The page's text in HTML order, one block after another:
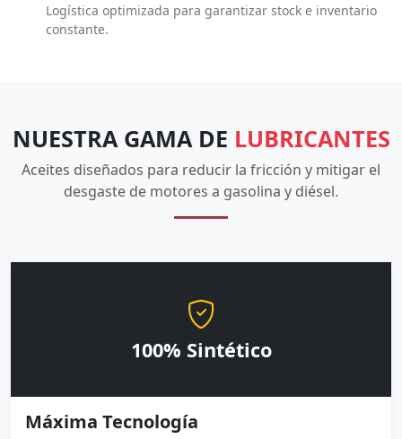
Logística optimizada para garantizar stock e inventario
constante.
NUESTRA GAMA DE LUBRICANTES
Aceites diseñados para reducir la fricción y mitigar el
desgaste de motores a gasolina y diésel.
100% Sintético
Máxima Tecnología